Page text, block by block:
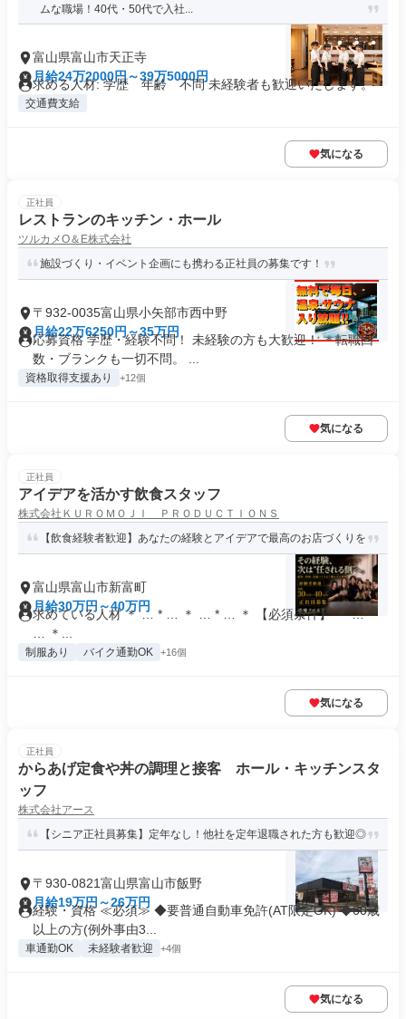
ムな職場！40代・50代で入社...
富山県富山市天正寺
月給24万2000円～39万5000円
求める人材: 学歴 年齢 不問 未経験者も歓迎いたします。
交通費支給
気になる
正社員
レストランのキッチン・ホール
ツルカメO＆E株式会社
施設づくり・イベント企画にも携わる正社員の募集です！
〒932-0035富山県小矢部市西中野
月給22万6250円～35万円
応募資格 学歴・経験不問！ 未経験の方も大歓迎！ ＊転職回
数・ブランクも一切不問。 ...
資格取得支援あり +12個
気になる
正社員
アイデアを活かす飲食スタッフ
株式会社ＫＵＲＯＭＯＪＩ ＰＲＯＤＵＣＴＩＯＮＳ
【飲食経験者歓迎】あなたの経験とアイデアで最高のお店づくりを
富山県富山市新富町
月給30万円～40万円
求めている人材 ＊ … * … ＊ … * … ＊ 【必須条件】 ＊ … *
… ＊...
制服あり バイク通勤OK +16個
気になる
正社員
からあげ定食や丼の調理と接客 ホール・キッチンスタ
ッフ
株式会社アース
【シニア正社員募集】定年なし！他社を定年退職された方も歓迎◎
〒930-0821富山県富山市飯野
月給19万円～26万円
経験・資格 ≪必須≫ ◆要普通自動車免許(AT限定OK) ◆60歳
以上の方(例外事由3...
車通勤OK 未経験者歓迎 +4個
気になる